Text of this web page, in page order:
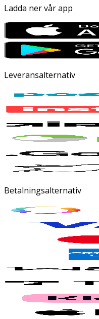
Ladda ner vår app
Leveransalternativ
Betalningsalternativ